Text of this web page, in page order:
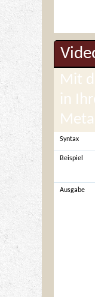
Mit
in
Syntax
Beispiel
Ausgabe